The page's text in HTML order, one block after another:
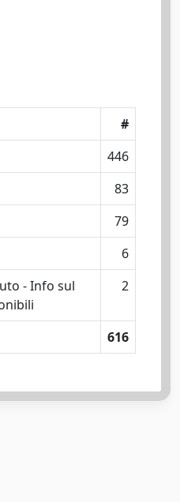
#
446
83
79
6
- Info sul
2
616